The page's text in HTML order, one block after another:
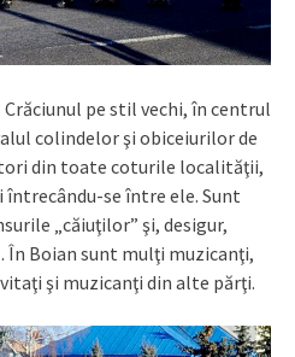
pe stil vechi, în centrul
colindelor şi obiceiurilor de
din toate coturile localităţii,
se între ele. Sunt
„căiuţilor” şi, desigur,
Boian sunt mulţi muzicanţi,
şi muzicanţi din alte părţi.